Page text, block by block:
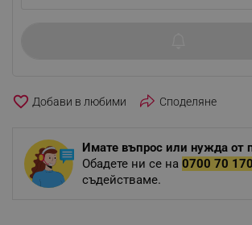
favorite_border Споделяне
Имате въпрос или нужда от
Обадете ни се на 0700 70 170
съдействаме.